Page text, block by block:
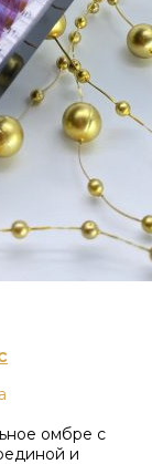
омбре с
и